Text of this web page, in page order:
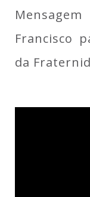
Francisco
da